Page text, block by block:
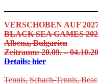
VERSCHOBEN AUF
BLACK SEA GAMES
Albena, Bulgarien
Zeitraum: 20.09. –
Details: hier
Tennis, Schach-Tennis,